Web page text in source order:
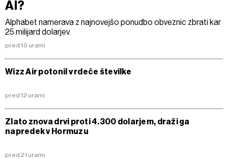
AI?
Alphabet namerava z najnovejšo ponudbo obveznic zbrati kar
25 milijard dolarjev.
pred 10 urami
Wizz Air potonil v rdeče številke
pred 12 urami
Zlato znova drvi proti 4.300 dolarjem, draži ga
napredek v Hormuzu
pred 21 urami